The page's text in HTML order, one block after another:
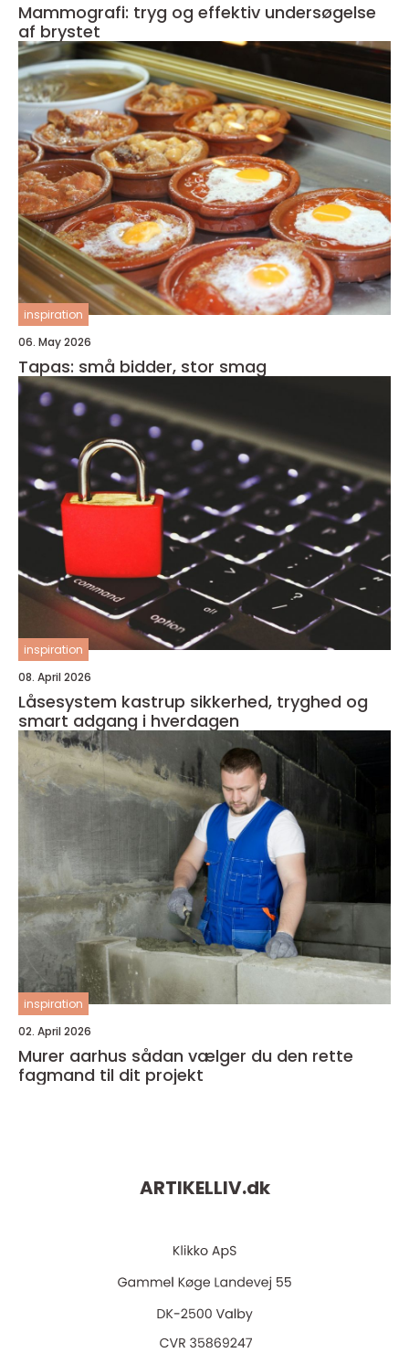
Mammografi: tryg og effektiv undersøgelse
af brystet
inspiration
06. May 2026
Tapas: små bidder, stor smag
inspiration
08. April 2026
Låsesystem kastrup sikkerhed, tryghed og
smart adgang i hverdagen
inspiration
02. April 2026
Murer aarhus sådan vælger du den rette
fagmand til dit projekt
ARTIKELLIV.dk